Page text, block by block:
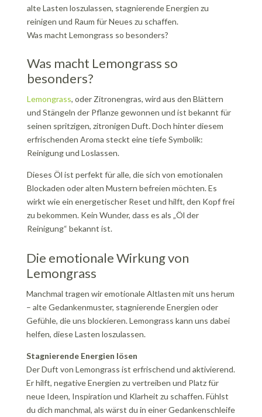
alte Lasten loszulassen, stagnierende Energien zu
reinigen und Raum für Neues zu schaffen.
Was macht Lemongrass so besonders?
Was macht Lemongrass so
besonders?
Lemongrass, oder Zitronengras, wird aus den Blättern
und Stängeln der Pflanze gewonnen und ist bekannt für
seinen spritzigen, zitronigen Duft. Doch hinter diesem
erfrischenden Aroma steckt eine tiefe Symbolik:
Reinigung und Loslassen.
Dieses Öl ist perfekt für alle, die sich von emotionalen
Blockaden oder alten Mustern befreien möchten. Es
wirkt wie ein energetischer Reset und hilft, den Kopf frei
zu bekommen. Kein Wunder, dass es als „Öl der
Reinigung“ bekannt ist.
Die emotionale Wirkung von
Lemongrass
Manchmal tragen wir emotionale Altlasten mit uns herum
– alte Gedankenmuster, stagnierende Energien oder
Gefühle, die uns blockieren. Lemongrass kann uns dabei
helfen, diese Lasten loszulassen.
Stagnierende Energien lösen
Der Duft von Lemongrass ist erfrischend und aktivierend.
Er hilft, negative Energien zu vertreiben und Platz für
neue Ideen, Inspiration und Klarheit zu schaffen. Fühlst
du dich manchmal, als wärst du in einer Gedankenschleife